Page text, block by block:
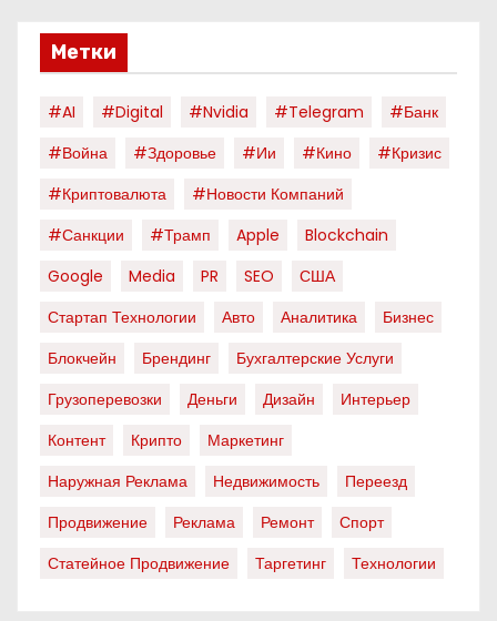
Метки
#AI #digital #nvidia #telegram
#банк
#война
#здоровье #ии #кино
#кризис
#криптовалюта
#новости Компаний
#санкции
#трамп Apple
Blockchain
Google
Media PR SEO
США
Стартап Технологии
Авто Аналитика
Бизнес
Блокчейн
Брендинг
Бухгалтерские Услуги
Грузоперевозки
Деньги Дизайн
Интерьер
Контент
Крипто
Маркетинг
Наружная Реклама
Недвижимость
Переезд
Продвижение
Реклама Ремонт
Спорт
Статейное Продвижение
Таргетинг Технологии